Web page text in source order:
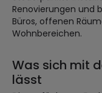
Renovierungen und
Büros, offenen
Wohnbereichen.
Was sich mit
lässt